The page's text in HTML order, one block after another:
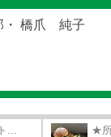
・ 橋爪 純子
... ★